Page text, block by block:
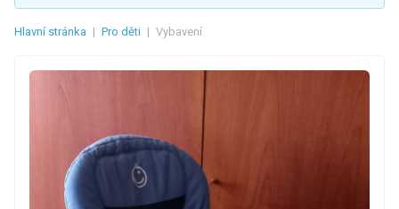
Hlavní stránka | Pro děti | Vybavení